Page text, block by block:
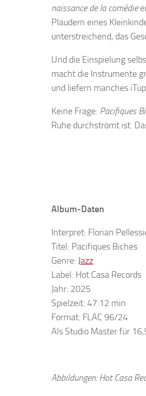
naissance de la comédie
Plaudern eines
unterstreichend, das
Und die Einspielung
macht die Instrumente
und liefern manches
Keine Frage: Pacifiques
Ruhe durchströmt ist.
Album-Daten
Interpret: Florian
Titel: Pacifiques Biches
Genre: Jazz
Label: Hot Casa Records
Jahr: 2025
Spielzeit: 47:12 min
Format: FLAC 96/24
Als Studio Master für
Abbildungen: Hot Casa